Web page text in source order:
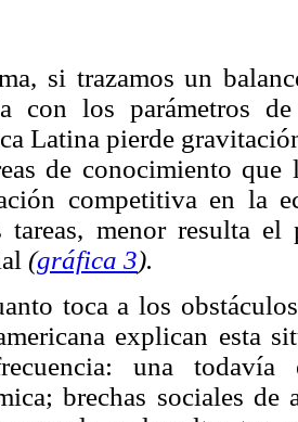
si trazamos un
con los parámetros
Latina pierde
de conocimiento que
competitiva en la
tareas, menor resulta
(gráfica 3).
toca a los
explican esta
una todavía
brechas sociales